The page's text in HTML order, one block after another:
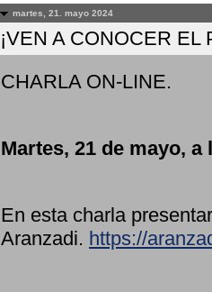
martes, 21. mayo 2024
¡VEN A CONOCER
CHARLA ON-LINE.
Martes, 21 de mayo, a
En esta charla
Aranzadi. https://